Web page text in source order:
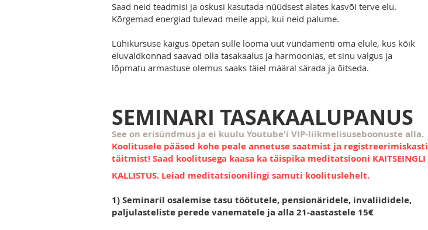
Saad neid teadmisi ja oskusi kasutada nüüdsest alates kasvõi terve elu.
Kõrgemad energiad tulevad meile appi, kui neid palume.
Lühikursuse käigus õpetan sulle looma uut vundamenti oma elule, kus kõik
eluvaldkonnad saavad olla tasakaalus ja harmoonias, et sinu valgus ja
lõpmatu armastuse olemus saaks täiel määral särada ja õitseda.
SEMINARI TASAKAALUPANUS
See on erisündmus ja ei kuulu Youtube'i VIP-liikmelisuseboonuste alla.
Koolitusele pääsed kohe peale annetuse saatmist ja registreerimiskasti
täitmist! Saad koolitusega kaasa ka täispika meditatsiooni KAITSEINGLI
KALLISTUS. Leiad meditatsioonilingi samuti koolituslehelt.
1) Seminaril osalemise tasu töötutele, pensionäridele, invaliididele,
paljulasteliste perede vanematele ja alla 21-aastastele 15€